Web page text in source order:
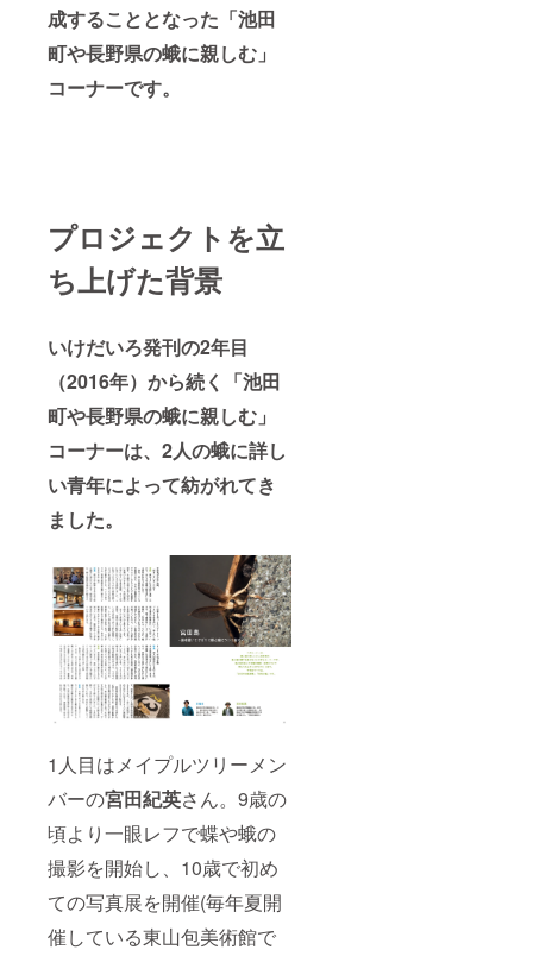
成することとなった「池田
町や長野県の蛾に親しむ」
コーナーです。
プロジェクトを立
ち上げた背景
いけだいろ発刊の2年目
（2016年）から続く「池田
町や長野県の蛾に親しむ」
コーナーは、2人の蛾に詳し
い青年によって紡がれてき
ました。
1人目はメイプルツリーメン
バーの宮田紀英さん。9歳の
頃より一眼レフで蝶や蛾の
撮影を開始し、10歳で初め
ての写真展を開催(毎年夏開
催している東山包美術館で